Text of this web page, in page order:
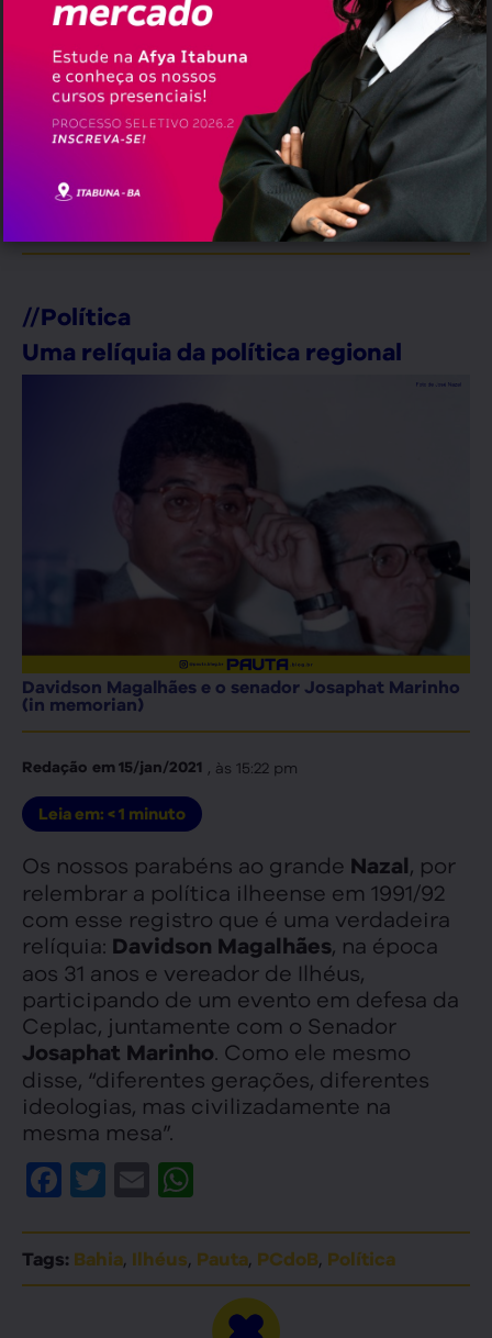
Municípios,Pauta
Erramos em quê?
erramos@pauta.blog.br
//Política
Uma relíquia da política regional
Davidson Magalhães e o senador Josaphat Marinho
(in memorian)
Redação em15/jan/2021 , às 15:22 pm
Leia em: < 1 minuto
Os nossos parabéns ao grande Nazal, por
relembrar a política ilheense em 1991/92
com esse registro que é uma verdadeira
relíquia: Davidson Magalhães, na época
aos 31 anos e vereador de Ilhéus,
participando de um evento em defesa da
Ceplac, juntamente com o Senador
Josaphat Marinho. Como ele mesmo
disse, “diferentes gerações, diferentes
ideologias, mas civilizadamente na
mesma mesa”.
Facebook
Twitter
Email
Tags: Bahia, Ilhéus, Pauta, PCdoB, Política